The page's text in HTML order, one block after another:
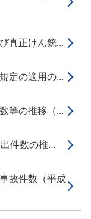
真正けん銃...
定の適用の...
等の推移（...
件数の推...
故件数（平成